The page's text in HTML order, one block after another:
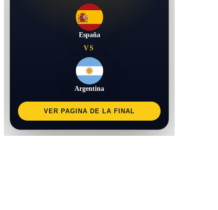
España
VS
Argentina
VER PAGINA DE LA FINAL